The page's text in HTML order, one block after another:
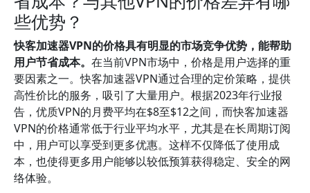
些优势？
快客加速器VPN的价格具有明显的市场竞争优势，能帮助
用户节省成本。 在当前VPN市场中，价格是用户选择的重
要因素之一。快客加速器VPN通过合理的定价策略，提供
高性价比的服务，吸引了大量用户。根据2023年行业报
告，优质VPN的月费平均在$8至$12之间，而快客加速器
VPN的价格通常低于行业平均水平，尤其是在长周期订阅
中，用户可以享受到更多优惠。这样不仅降低了使用成
本，也使得更多用户能够以较低预算获得稳定、安全的网
络体验。